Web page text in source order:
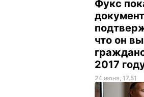
Фукс
что он
2017
24 июня, 17.51